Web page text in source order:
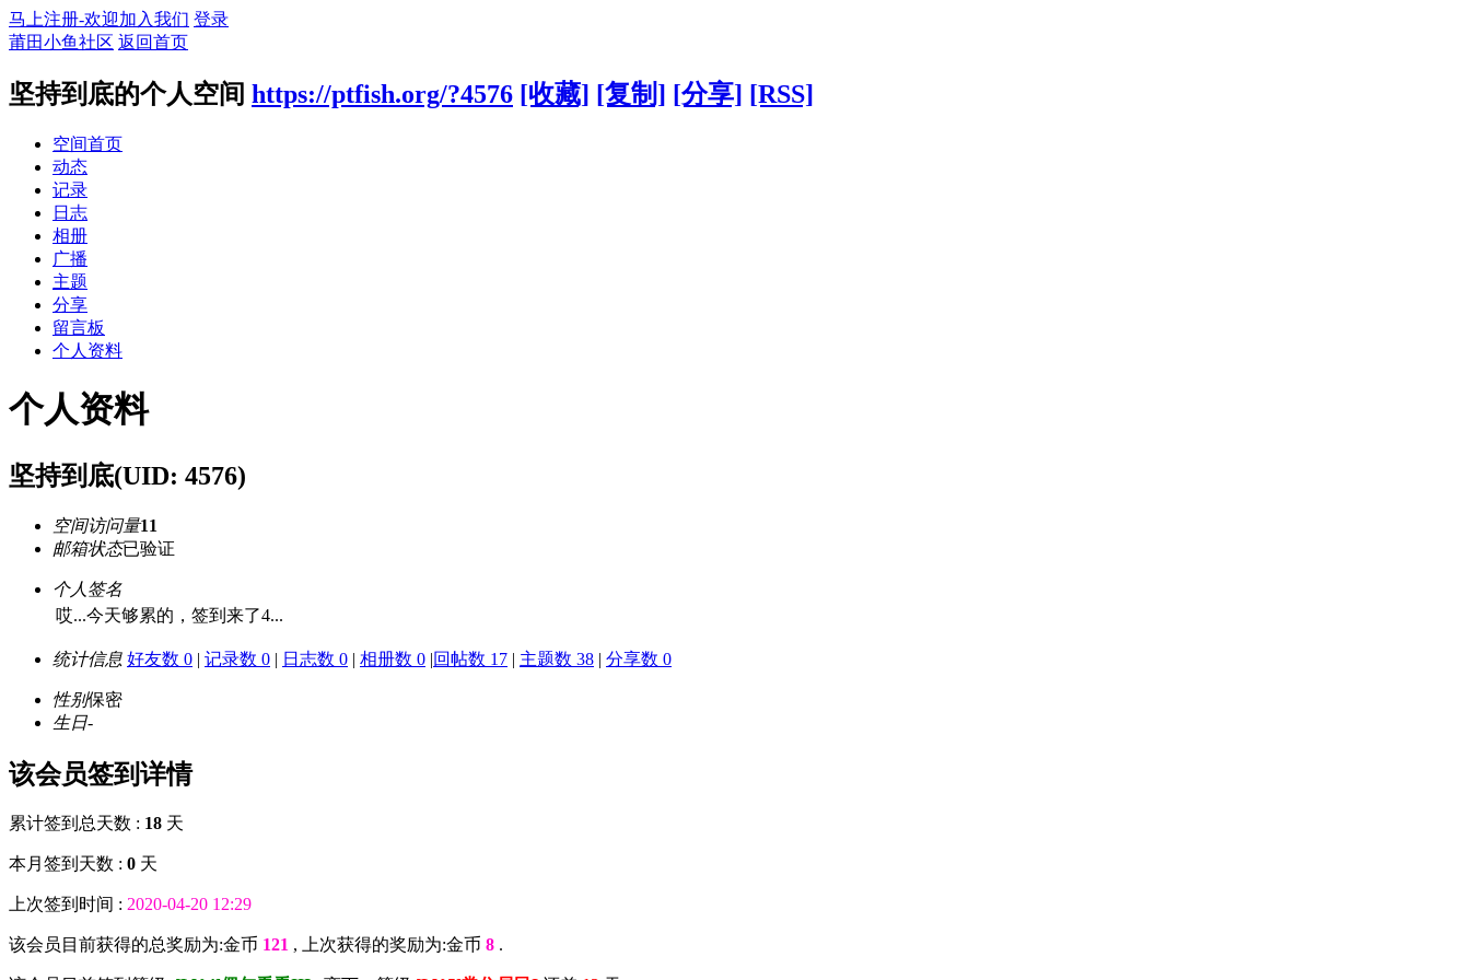
马上注册-欢迎加入我们 登录
莆田小鱼社区 返回首页
坚持到底的个人空间 https://ptfish.org/?4576 [收藏] [复制] [分享] [RSS]
空间首页
动态
记录
日志
相册
广播
主题
分享
留言板
个人资料
个人资料
坚持到底(UID: 4576)
空间访问量11
邮箱状态已验证
个人签名
哎...今天够累的，签到来了4...
统计信息 好友数 0 | 记录数 0 | 日志数 0 | 相册数 0 |回帖数 17 | 主题数 38 | 分享数 0
性别保密
生日-
该会员签到详情
累计签到总天数 : 18 天
本月签到天数 : 0 天
上次签到时间 : 2020-04-20 12:29
该会员目前获得的总奖励为:金币 121 , 上次获得的奖励为:金币 8 .